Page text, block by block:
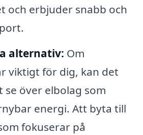
och erbjuder snabb och
alternativ: Om
viktigt för dig, kan det
se över elbolag som
energi. Att byta till
fokuserar på